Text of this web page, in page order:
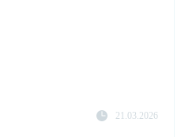
21.03.2026